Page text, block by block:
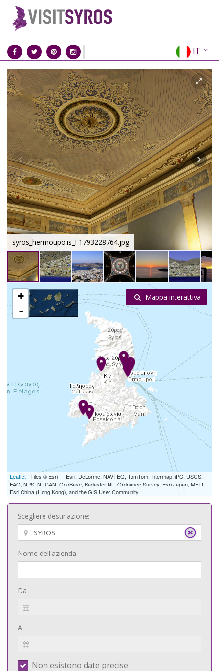
IT
EN
EL
FR
DE
ES
RU
CN
syros_hermoupolis_F1793228764.jpg
+
-
Leaflet | Tiles © Esri — Esri, DeLorme, NAVTEQ, TomTom, Intermap, iPC, USGS,
FAO, NPS, NRCAN, GeoBase, Kadaster NL, Ordnance Survey, Esri Japan, METI,
Esri China (Hong Kong), and the GIS User Community
Mappa interattiva
Scegliere destinazione:
Nome dell'azienda
Da
A
Non esistono date precise